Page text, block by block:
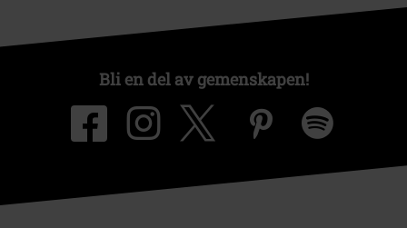
Bli en del av gemenskapen!